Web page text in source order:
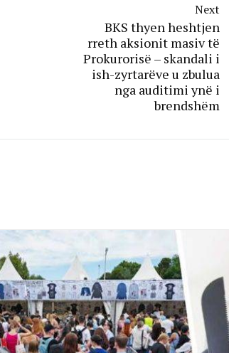
Next
BKS thyen heshtjen
rreth aksionit masiv të
Prokurorisë – skandali i
ish-zyrtarëve u zbulua
nga auditimi ynë i
brendshëm